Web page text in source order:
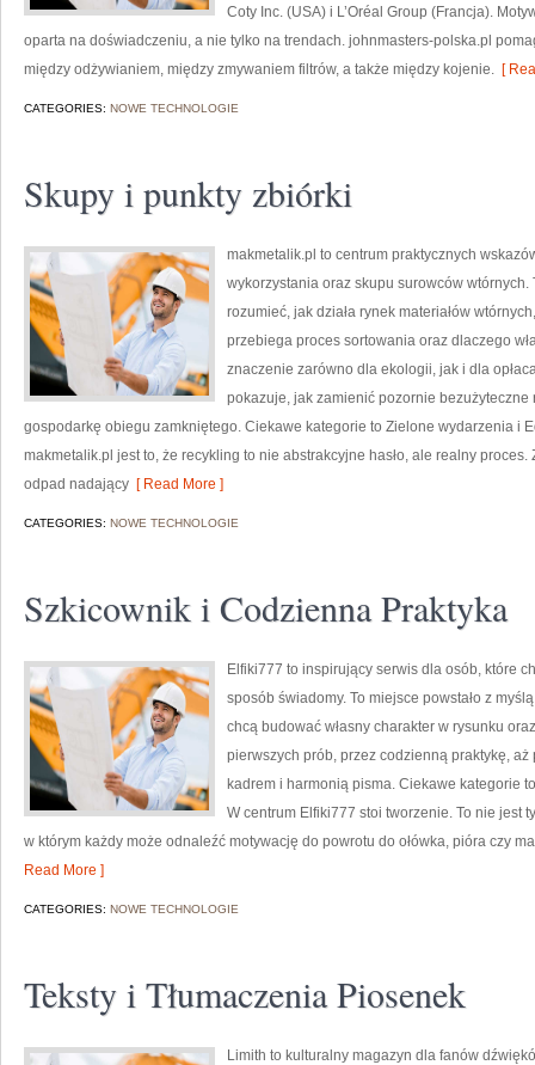
Coty Inc. (USA) i L’Oréal Group (Francja).
oparta na doświadczeniu, a nie tylko na trendach. johnmasters-polska.pl
między odżywianiem, między zmywaniem filtrów, a także między kojenie. [
CATEGORIES: NOWE TECHNOLOGIE
Skupy i punkty zbiórki
makmetalik.pl to centrum praktycznych
wykorzystania oraz skupu surowców
rozumieć, jak działa rynek materiałów
przebiega proces sortowania oraz dlaczego
znaczenie zarówno dla ekologii, jak i dla
pokazuje, jak zamienić pozornie
gospodarkę obiegu zamkniętego. Ciekawe kategorie to Zielone wydarzenia i
makmetalik.pl jest to, że recykling to nie abstrakcyjne hasło, ale realny proces.
odpad nadający [ Read More ]
CATEGORIES: NOWE TECHNOLOGIE
Szkicownik i Codzienna Praktyka
Elfiki777 to inspirujący serwis dla osób, które
sposób świadomy. To miejsce powstało z
chcą budować własny charakter w rysunku
pierwszych prób, przez codzienną praktykę,
kadrem i harmonią pisma. Ciekawe kategorie
W centrum Elfiki777 stoi tworzenie. To nie jest
w którym każdy może odnaleźć motywację do powrotu do ołówka, pióra czy
Read More ]
CATEGORIES: NOWE TECHNOLOGIE
Teksty i Tłumaczenia Piosenek
Limith to kulturalny magazyn dla fanów